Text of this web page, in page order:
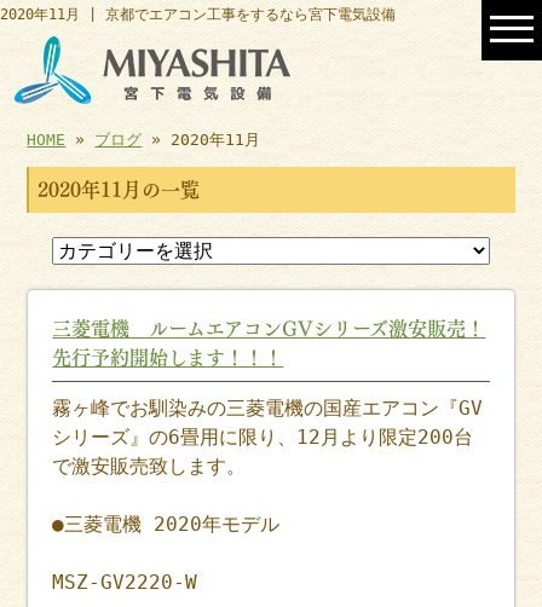
2020年11月 | 京都でエアコン工事をするなら宮下電気設備
HOME » ブログ » 2020年11月
2020年11月の一覧
三菱電機 ルームエアコンGVシリーズ激安販売！
先行予約開始します！！！
霧ヶ峰でお馴染みの三菱電機の国産エアコン『GV
シリーズ』の6畳用に限り、12月より限定200台
で激安販売致します。
●三菱電機 2020年モデル
MSZ-GV2220-W